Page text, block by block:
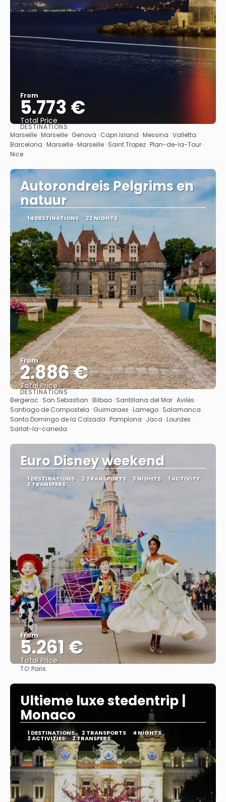
From
5.773 €
Total Price
See
DESTINATIONS
Marseille · Marseille · Genova · Capri Island · Messina · Valletta ·
Barcelona · Marseille · Marseille · Saint Tropez · Plan-de-la-Tour ·
Nice
Autorondreis Pelgrims en
natuur
14 DESTINATIONS 22 NIGHTS
From
2.886 €
Total Price
See
DESTINATIONS
Bergerac · San Sebastian · Bilbao · Santillana del Mar · Avilés ·
Santiago de Compostela · Guimaraes · Lamego · Salamanca ·
Santo Domingo de la Calzada · Pamplona · Jaca · Lourdes ·
Sarlat-la-caneda
Euro Disney weekend
1 DESTINATIONS 2 TRANSPORTS 3 NIGHTS 1 ACTIVITY
2 TRANSFERS
From
5.261 €
Total Price
TO:Paris
Ultieme luxe stedentrip |
Monaco
1 DESTINATIONS 2 TRANSPORTS 4 NIGHTS
2 ACTIVITIES 2 TRANSFERS